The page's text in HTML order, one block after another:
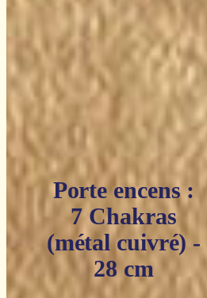
Porte encens :
7 Chakras
(métal cuivré) -
28 cm